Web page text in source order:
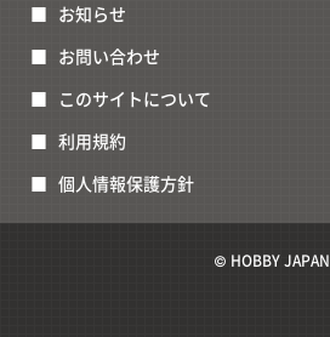
お知らせ
お問い合わせ
このサイトについて
利用規約
個人情報保護方針
© HOBBY JAPAN